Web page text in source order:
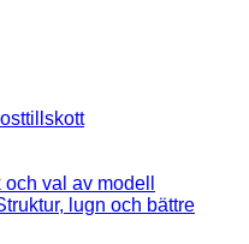
val av modell
lugn och bättre